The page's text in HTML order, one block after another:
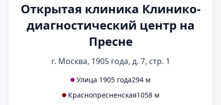
Открытая клиника Клинико-
диагностический центр на
Пресне
г. Москва, 1905 года, д. 7, стр. 1
Улица 1905 года294 м
Краснопресненская1058 м